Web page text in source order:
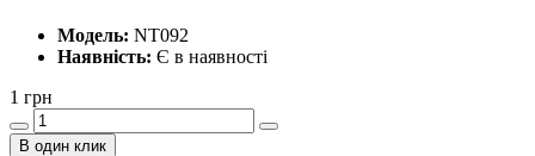
Модель: NT092
Наявність: Є в наявності
1 грн
В один клик